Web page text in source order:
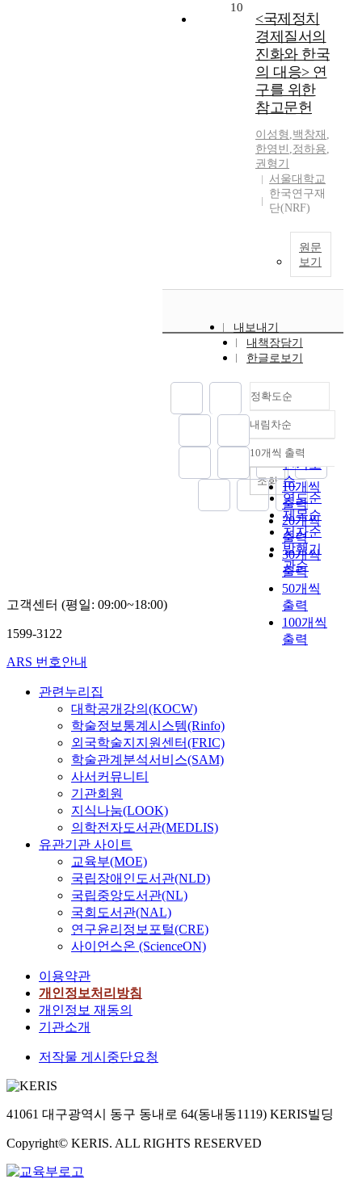
10
<국제정치
경제질서의
진화와 한국
의 대응> 연
구를 위한
참고문헌
이성형 ,백창재 ,
한영빈 ,정하용,
권형기
서울대학교
한국연구재
단(NRF)
원문
보기
내보내기
내책장담기
한글로보기
정확도순
정확도
순
인기도
순
연도순
제목순
저자순
발행기
관순
내림차순
내림차순
10개씩 출력
10개씩
출력
20개씩
출력
30개씩
출력
50개씩
출력
100개씩
출력
조회
고객센터 (평일: 09:00~18:00)
1599-3122
ARS 번호안내
관련누리집
대학공개강의(KOCW)
학술정보통계시스템(Rinfo)
외국학술지지원센터(FRIC)
학술관계분석서비스(SAM)
사서커뮤니티
기관회원
지식나눔(LOOK)
의학전자도서관(MEDLIS)
유관기관 사이트
교육부(MOE)
국립장애인도서관(NLD)
국립중앙도서관(NL)
국회도서관(NAL)
연구윤리정보포털(CRE)
사이언스온 (ScienceON)
이용약관
개인정보처리방침
개인정보 재동의
기관소개
저작물 게시중단요청
41061 대구광역시 동구 동내로 64(동내동1119) KERIS빌딩
Copyright© KERIS. ALL RIGHTS RESERVED